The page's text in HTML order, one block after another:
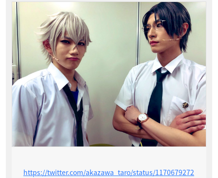
https://twitter.com/akazawa_taro/status/1170679272